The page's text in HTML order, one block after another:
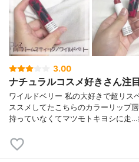
3.00
ナチュラルコスメ好きさん注
ワイルドベリー 私の大好きで超リス
ススメしてたこちらのカラーリップ
持っていなくてマツモトキヨシに走…